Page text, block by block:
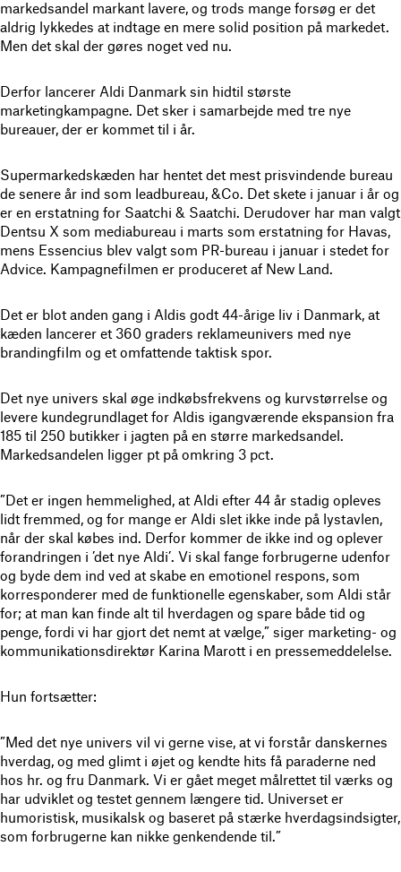
markedsandel markant lavere, og trods mange forsøg er det
aldrig lykkedes at indtage en mere solid position på markedet.
Men det skal der gøres noget ved nu.
Derfor lancerer Aldi Danmark sin hidtil største
marketingkampagne. Det sker i samarbejde med tre nye
bureauer, der er kommet til i år.
Supermarkedskæden har hentet det mest prisvindende bureau
de senere år ind som leadbureau, &Co. Det skete i januar i år og
er en erstatning for Saatchi & Saatchi. Derudover har man valgt
Dentsu X som mediabureau i marts som erstatning for Havas,
mens Essencius blev valgt som PR-bureau i januar i stedet for
Advice. Kampagnefilmen er produceret af New Land.
Det er blot anden gang i Aldis godt 44-årige liv i Danmark, at
kæden lancerer et 360 graders reklameunivers med nye
brandingfilm og et omfattende taktisk spor.
Det nye univers skal øge indkøbsfrekvens og kurvstørrelse og
levere kundegrundlaget for Aldis igangværende ekspansion fra
185 til 250 butikker i jagten på en større markedsandel.
Markedsandelen ligger pt på omkring 3 pct.
”Det er ingen hemmelighed, at Aldi efter 44 år stadig opleves
lidt fremmed, og for mange er Aldi slet ikke inde på lystavlen,
når der skal købes ind. Derfor kommer de ikke ind og oplever
forandringen i ’det nye Aldi’. Vi skal fange forbrugerne udenfor
og byde dem ind ved at skabe en emotionel respons, som
korresponderer med de funktionelle egenskaber, som Aldi står
for; at man kan finde alt til hverdagen og spare både tid og
penge, fordi vi har gjort det nemt at vælge,” siger marketing- og
kommunikationsdirektør Karina Marott i en pressemeddelelse.
Hun fortsætter:
”Med det nye univers vil vi gerne vise, at vi forstår danskernes
hverdag, og med glimt i øjet og kendte hits få paraderne ned
hos hr. og fru Danmark. Vi er gået meget målrettet til værks og
har udviklet og testet gennem længere tid. Universet er
humoristisk, musikalsk og baseret på stærke hverdagsindsigter,
som forbrugerne kan nikke genkendende til.”